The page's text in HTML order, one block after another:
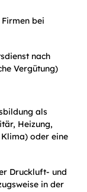
bei
nach
Vergütung)
als
Heizung,
oder eine
Druckluft- und
in der